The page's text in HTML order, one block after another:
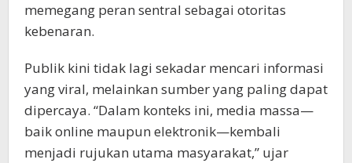
memegang peran sentral sebagai otoritas
kebenaran.
Publik kini tidak lagi sekadar mencari informasi
yang viral, melainkan sumber yang paling dapat
dipercaya. “Dalam konteks ini, media massa—
baik online maupun elektronik—kembali
menjadi rujukan utama masyarakat,” ujar